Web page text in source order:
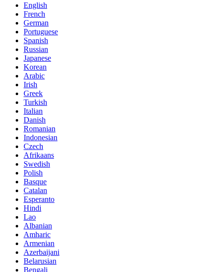
English
French
German
Portuguese
Spanish
Russian
Japanese
Korean
Arabic
Irish
Greek
Turkish
Italian
Danish
Romanian
Indonesian
Czech
Afrikaans
Swedish
Polish
Basque
Catalan
Esperanto
Hindi
Lao
Albanian
Amharic
Armenian
Azerbaijani
Belarusian
Bengali